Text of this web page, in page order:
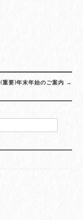
(重要)年末年始のご案内 →